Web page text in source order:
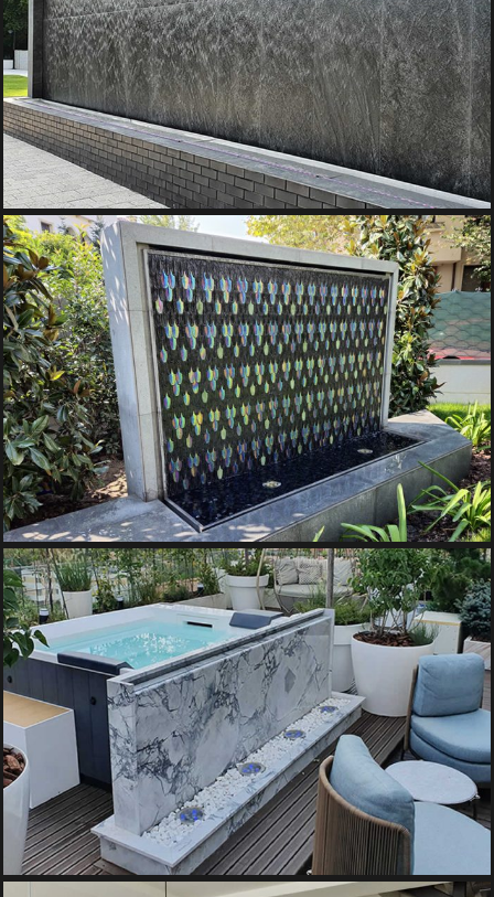
FANTANA DECORATIVA – PERETE DE APA
Fantani Decorative, Pereti de Apa
FANTANA PERETE DE APA DIN CERAMICA
Fantani Decorative, Pereti de Apa
FANTANA DECORATIVA DIN MARMURA
Fantani Decorative, Pereti de Apa